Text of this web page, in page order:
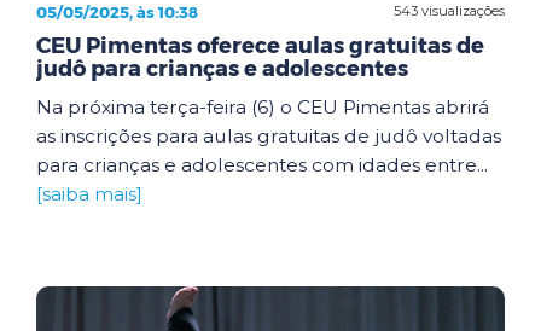
543 visualizações
05/05/2025, às 10:38
CEU Pimentas oferece aulas gratuitas de
judô para crianças e adolescentes
Na próxima terça-feira (6) o CEU Pimentas abrirá
as inscrições para aulas gratuitas de judô voltadas
para crianças e adolescentes com idades entre...
[saiba mais]